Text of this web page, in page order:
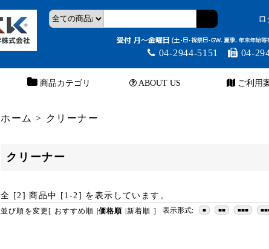
ロ
04-
04-2944-5151
商品カテゴリ ABOUT US ご利用
ホーム > クリーナー
クリーナー
全 [2] 商品中 [ 1 -2] を表示しています。
並び順を変更[ おすすめ順 |価格順 |新着順 ] 表示形式: ■ ■■ ■■■